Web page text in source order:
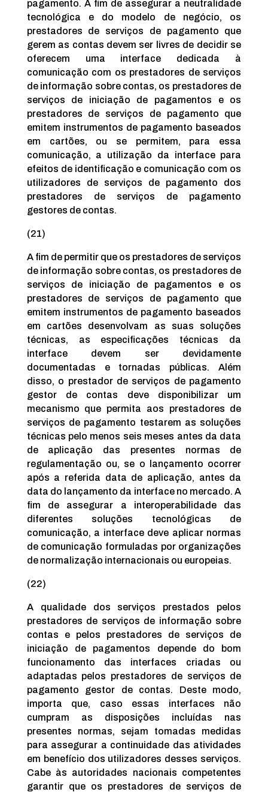
pagamento. A fim de assegurar a neutralidade
tecnológica e do modelo de negócio, os
prestadores de serviços de pagamento que
gerem as contas devem ser livres de decidir se
oferecem uma interface dedicada à
comunicação com os prestadores de serviços
de informação sobre contas, os prestadores de
serviços de iniciação de pagamentos e os
prestadores de serviços de pagamento que
emitem instrumentos de pagamento baseados
em cartões, ou se permitem, para essa
comunicação, a utilização da interface para
efeitos de identificação e comunicação com os
utilizadores de serviços de pagamento dos
prestadores de serviços de pagamento
gestores de contas.
(21)
A fim de permitir que os prestadores de serviços
de informação sobre contas, os prestadores de
serviços de iniciação de pagamentos e os
prestadores de serviços de pagamento que
emitem instrumentos de pagamento baseados
em cartões desenvolvam as suas soluções
técnicas, as especificações técnicas da
interface devem ser devidamente
documentadas e tornadas públicas. Além
disso, o prestador de serviços de pagamento
gestor de contas deve disponibilizar um
mecanismo que permita aos prestadores de
serviços de pagamento testarem as soluções
técnicas pelo menos seis meses antes da data
de aplicação das presentes normas de
regulamentação ou, se o lançamento ocorrer
após a referida data de aplicação, antes da
data do lançamento da interface no mercado. A
fim de assegurar a interoperabilidade das
diferentes soluções tecnológicas de
comunicação, a interface deve aplicar normas
de comunicação formuladas por organizações
de normalização internacionais ou europeias.
(22)
A qualidade dos serviços prestados pelos
prestadores de serviços de informação sobre
contas e pelos prestadores de serviços de
iniciação de pagamentos depende do bom
funcionamento das interfaces criadas ou
adaptadas pelos prestadores de serviços de
pagamento gestor de contas. Deste modo,
importa que, caso essas interfaces não
cumpram as disposições incluídas nas
presentes normas, sejam tomadas medidas
para assegurar a continuidade das atividades
em benefício dos utilizadores desses serviços.
Cabe às autoridades nacionais competentes
garantir que os prestadores de serviços de